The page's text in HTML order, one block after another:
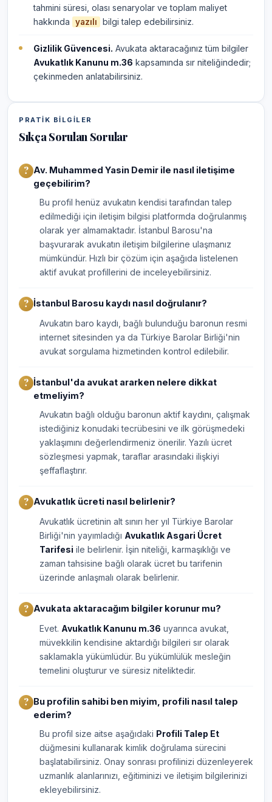
tahmini süresi, olası senaryolar ve toplam maliyet
hakkında
yazılı bilgi talep edebilirsiniz.
Gizlilik Güvencesi. Avukata aktaracağınız tüm bilgiler
Avukatlık Kanunu m.36 kapsamında sır niteliğindedir;
çekinmeden anlatabilirsiniz.
PRATIK BILGILER
Sıkça Sorulan Sorular
Av. Muhammed Yasin Demir ile nasıl iletişime
geçebilirim?
Bu profil henüz avukatın kendisi tarafından talep
edilmediği için iletişim bilgisi platformda doğrulanmış
olarak yer almamaktadır. İstanbul Barosu'na
başvurarak avukatın iletişim bilgilerine ulaşmanız
mümkündür. Hızlı bir çözüm için aşağıda listelenen
aktif avukat profillerini de inceleyebilirsiniz.
İstanbul Barosu kaydı nasıl doğrulanır?
Avukatın baro kaydı, bağlı bulunduğu baronun resmi
internet sitesinden ya da Türkiye Barolar Birliği'nin
avukat sorgulama hizmetinden kontrol edilebilir.
İstanbul'da avukat ararken nelere dikkat
etmeliyim?
Avukatın bağlı olduğu baronun aktif kaydını, çalışmak
istediğiniz konudaki tecrübesini ve ilk görüşmedeki
yaklaşımını değerlendirmeniz önerilir. Yazılı ücret
sözleşmesi yapmak, taraflar arasındaki ilişkiyi
şeffaflaştırır.
Avukatlık ücreti nasıl belirlenir?
Avukatlık ücretinin alt sınırı her yıl Türkiye Barolar
Birliği'nin yayımladığı Avukatlık Asgari Ücret
Tarifesi ile belirlenir. İşin niteliği, karmaşıklığı ve
zaman tahsisine bağlı olarak ücret bu tarifenin
üzerinde anlaşmalı olarak belirlenir.
Avukata aktaracağım bilgiler korunur mu?
Evet. Avukatlık Kanunu m.36 uyarınca avukat,
müvekkilin kendisine aktardığı bilgileri sır olarak
saklamakla yükümlüdür. Bu yükümlülük mesleğin
temelini oluşturur ve süresiz niteliktedir.
Bu profilin sahibi ben miyim, profili nasıl talep
ederim?
Bu profil size aitse aşağıdaki Profili Talep Et
düğmesini kullanarak kimlik doğrulama sürecini
başlatabilirsiniz. Onay sonrası profilinizi düzenleyerek
uzmanlık alanlarınızı, eğitiminizi ve iletişim bilgilerinizi
ekleyebilirsiniz.